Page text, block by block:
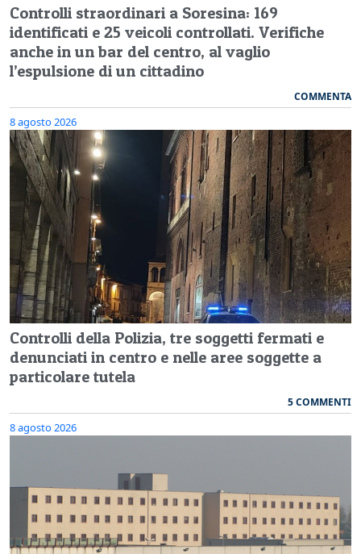
Controlli straordinari a Soresina: 169
identificati e 25 veicoli controllati. Verifiche
anche in un bar del centro, al vaglio
l’espulsione di un cittadino
COMMENTA
8 agosto 2026
Controlli della Polizia, tre soggetti fermati e
denunciati in centro e nelle aree soggette a
particolare tutela
5 COMMENTI
8 agosto 2026